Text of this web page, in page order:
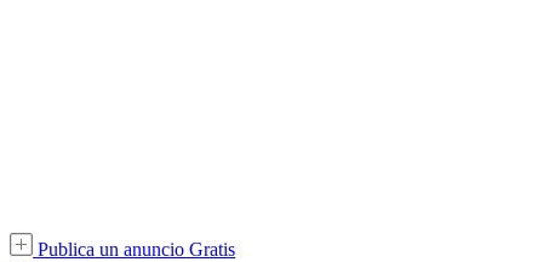
Publica un anuncio Gratis